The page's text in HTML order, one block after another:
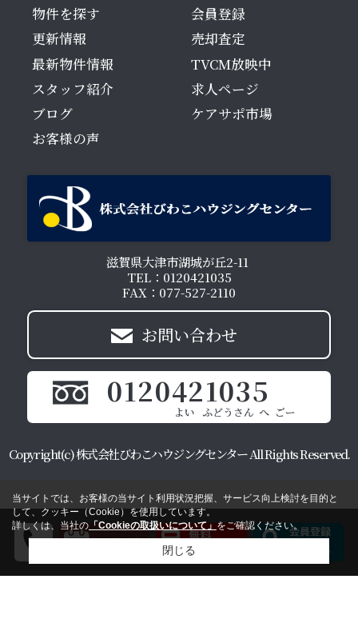
物件を探す
更新情報
最新物件情報
スタッフ紹介
ブログ
お客様の声
会員登録
売却査定
TVCM放映中
求人ページ
ケアサポ市場
滋賀県大津市湖城が丘2-11
TEL：0120421035
FAX：077-527-2110
お問い合わせ
0120421035
Copyright(c) 株式会社びわこハウジングセンター All Rights Reserved.
当サイトでは、お客様の当サイト利用状況把握、サービス向上検討を目的と
して、クッキー（Cookie）を使用しています。
詳しくは、当社の 「Cookieの取扱いについて」 をご確認ください。
閉じる